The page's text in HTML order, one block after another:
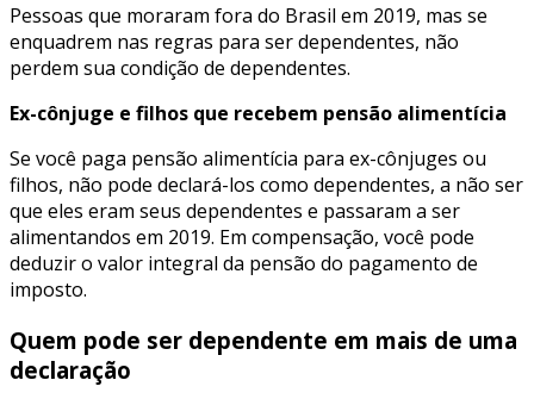
Pessoas que moraram fora do Brasil em 2019, mas se
enquadrem nas regras para ser dependentes, não
perdem sua condição de dependentes.
Ex-cônjuge e filhos que recebem pensão alimentícia
Se você paga pensão alimentícia para ex-cônjuges ou
filhos, não pode declará-los como dependentes, a não ser
que eles eram seus dependentes e passaram a ser
alimentandos em 2019. Em compensação, você pode
deduzir o valor integral da pensão do pagamento de
imposto.
Quem pode ser dependente em mais de uma
declaração